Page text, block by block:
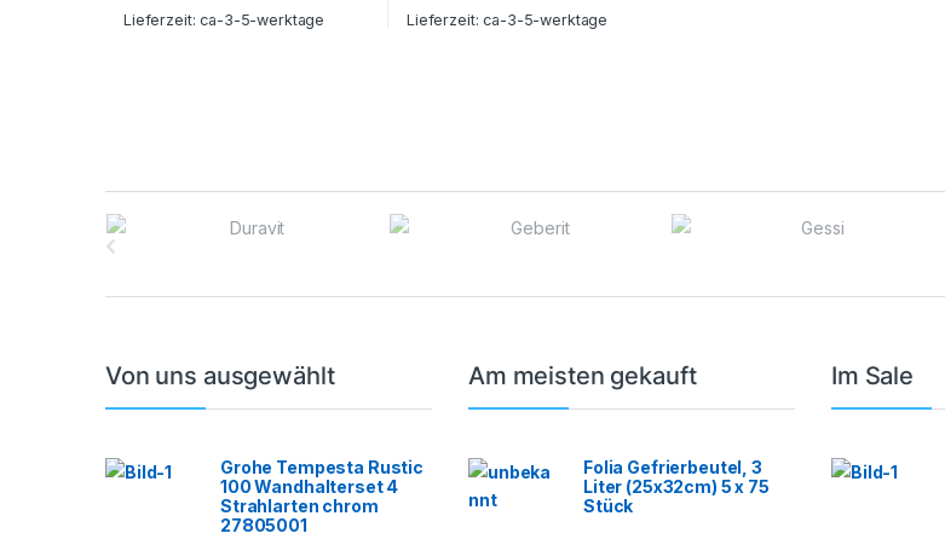
Lieferzeit:ca-3-5-werktage Lieferzeit:ca-3-5-werktage
Von uns ausgewählt
Grohe Tempesta Rustic
100 Wandhalterset 4
Strahlarten chrom
27805001
Am meisten gekauft
Folia Gefrierbeutel, 3
Liter (25x32cm) 5 x 75
Stück
Im Sale